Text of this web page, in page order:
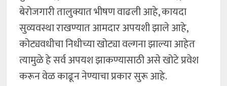
बेरोजगारी तालुक्यात भीषण वाढली आहे, कायदा
सुव्यवस्था राखण्यात आमदार अपयशी झाले आहे,
कोट्यवधीचा निधीच्या खोट्या वल्गना झाल्या आहेत
त्यामुळे हे सर्व अपयश झाकण्यासाठी असे खोटे प्रवेश
करून वेळ काढून नेण्याचा प्रकार सुरू आहे.